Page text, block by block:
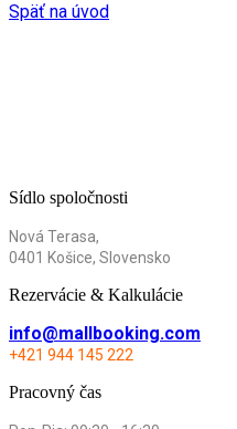
Späť na úvod
Sídlo spoločnosti
Nová Terasa,
0401 Košice, Slovensko
Rezervácie & Kalkulácie
info@mallbooking.com
+421 944 145 222
Pracovný čas